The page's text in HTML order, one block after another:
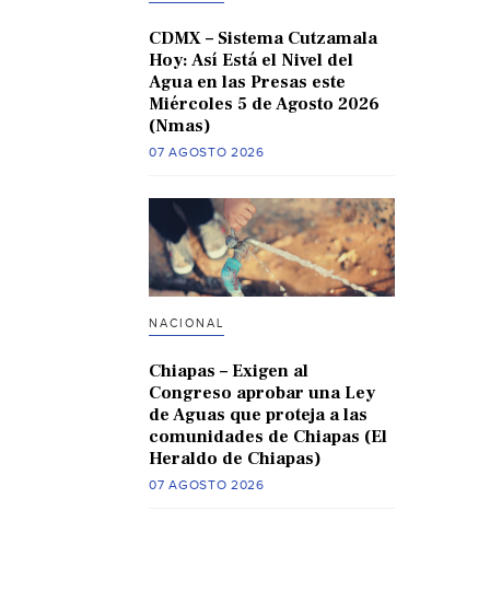
CDMX – Sistema Cutzamala
Hoy: Así Está el Nivel del
Agua en las Presas este
Miércoles 5 de Agosto 2026
(Nmas)
07 AGOSTO 2026
NACIONAL
Chiapas – Exigen al
Congreso aprobar una Ley
de Aguas que proteja a las
comunidades de Chiapas (El
Heraldo de Chiapas)
07 AGOSTO 2026